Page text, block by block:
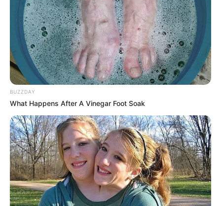
Jumlah Episode: 6
Masa Tayang: Mulai 29 April 2022
Jadwal Tayang: Jumat – Minggu, jam 19:00 WIB
BUZZDAY
What Happens After A Vinegar Foot Soak